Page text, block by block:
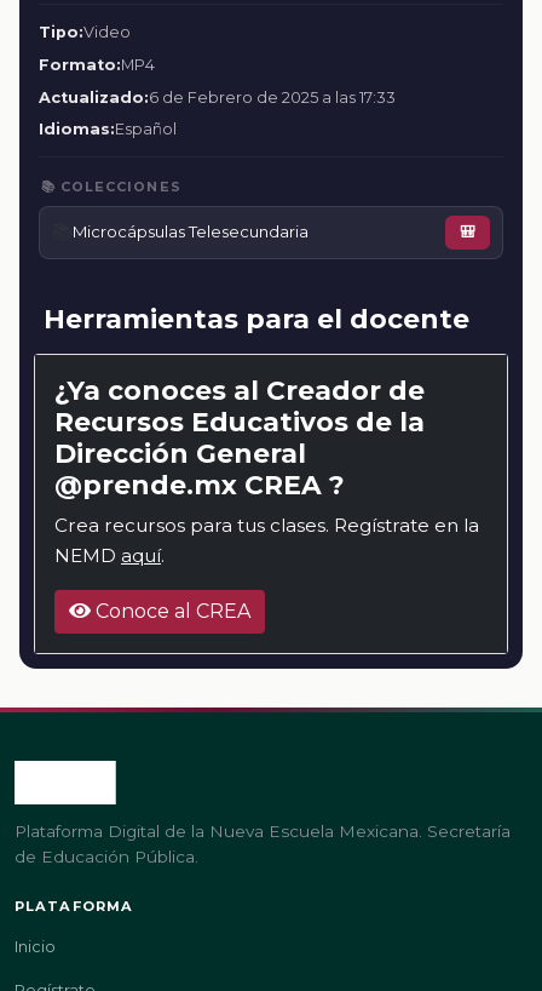
Tipo:Video
Formato:MP4
Actualizado:6 de Febrero de 2025 a las 17:33
Idiomas:Español
📚 COLECCIONES
Microcápsulas Telesecundaria 🎒
Herramientas para el docente
¿Ya conoces al Creador de
Recursos Educativos de la
Dirección General
@prende.mx CREA ?
Crea recursos para tus clases. Regístrate en la
NEMD aquí.
Conoce al CREA
Plataforma Digital de la Nueva Escuela Mexicana. Secretaría
de Educación Pública.
PLATAFORMA
Inicio